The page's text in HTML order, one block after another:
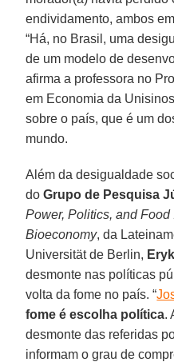
endividamento, ambos
“Há, no Brasil, uma
de um modelo de
afirma a professora no
em Economia da
sobre o país, que é um
mundo.
Além da desigualdade
doGrupo de Pesquisa
Power, Politics, and
Bioeconomy, da
Universität de Berlin,
desmonte nas políticas
volta da fome no país. “
fome é escolha política.
desmonte das referidas
informam o grau de